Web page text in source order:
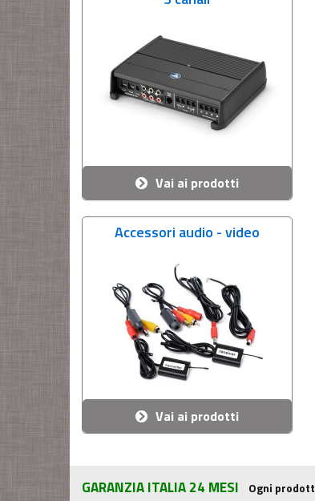
Vai ai prodotti
Accessori audio - video
Vai ai prodotti
GARANZIA ITALIA 24 MESI Ogni